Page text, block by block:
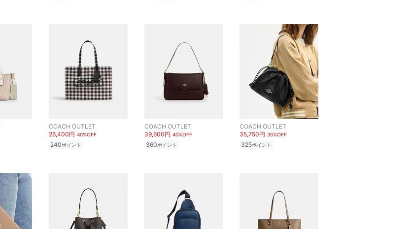
COACH OUTLET
26,400円 40%OFF
240ポイント
COACH OUTLET
39,600円 40%OFF
360ポイント
COACH OUTLET
35,750円 35%OFF
325ポイント